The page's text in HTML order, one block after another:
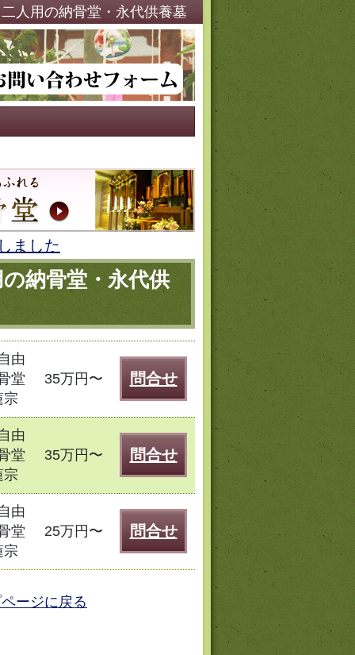
人用の納骨堂・永代供養墓
ました
納骨堂・永代供
由
堂
宗
35万円〜 問合せ
由
堂
宗
35万円〜 問合せ
由
堂
宗
25万円〜 問合せ
ページに戻る